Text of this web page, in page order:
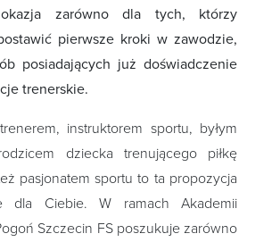
okazja zarówno dla tych, którzy
pierwsze kroki w zawodzie,
posiadających już doświadczenie
trenerskie.
instruktorem sportu, byłym
dziecka trenującego piłkę
pasjonatem sportu to ta propozycja
dla Ciebie. W ramach Akademii
Szczecin FS poszukuje zarówno